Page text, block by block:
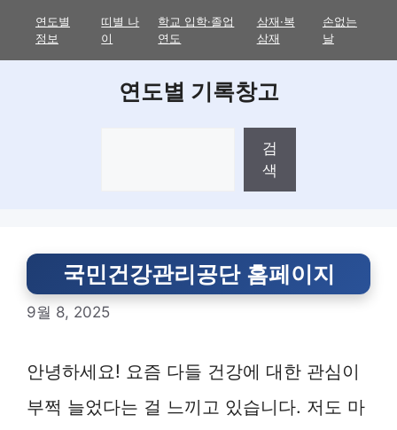
연도별
정보
띠별 나
이
학교 입학·졸업
연도
삼재·복
삼재
손없는
날
연도별 기록창고
검
색
국민건강관리공단 홈페이지
9월 8, 2025
안녕하세요! 요즘 다들 건강에 대한 관심이
부쩍 늘었다는 걸 느끼고 있습니다. 저도 마